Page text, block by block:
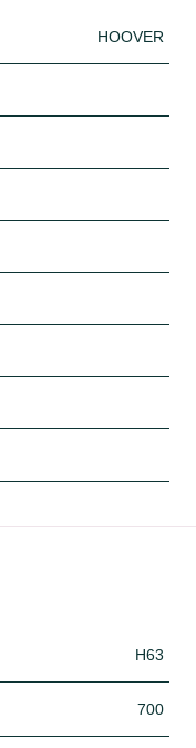
HOOVER
H63
700